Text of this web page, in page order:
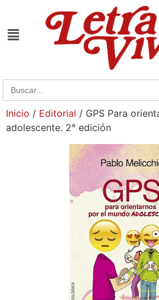
Search
for:
Inicio / Editorial / GPS Para
adolescente. 2° edición